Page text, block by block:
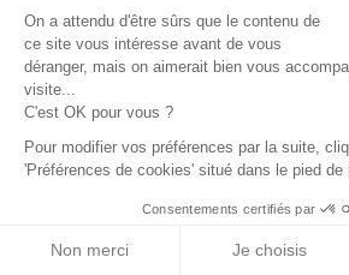
On a attendu d'être sûrs que le contenu de
ce site vous intéresse avant de vous
déranger, mais on aimerait bien vous
visite...
C'est OK pour vous ?
Pour modifier vos préférences par la suite,
'Préférences de cookies' situé dans le pied de
Consentements certifiés par
Non merci Je choisis
Trouver une réalisation/Aménagement
BOUTIQUE NANTES